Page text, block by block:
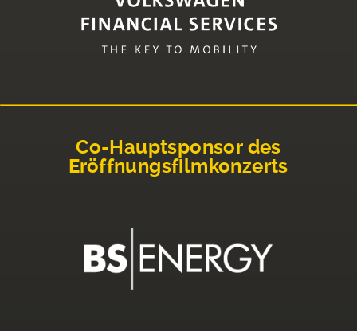
Co-Hauptsponsor des
Eröffnungsfilmkonzerts